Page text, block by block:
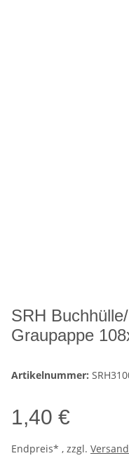
SRH
Graupappe
Artikelnummer:
1,40 €
Endpreis* , zzgl. Versand